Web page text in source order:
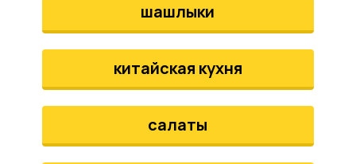
шашлыки
китайская кухня
салаты